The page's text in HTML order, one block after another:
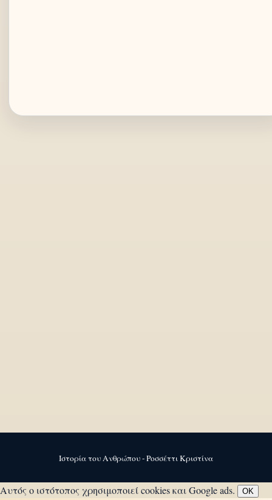
Ιστορία του Ανθρώπου - Ροσσέττι Κριστίνα
Αυτός ο ιστότοπος χρησιμοποιεί cookies και Google ads. OK